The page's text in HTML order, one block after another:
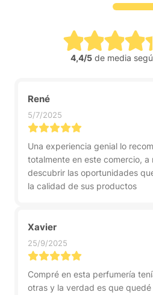
4,4/5de media
René
5/7/2025
Una experiencia genial lo
totalmente en este comercio, a
descubrir las oportunidades
la calidad de sus productos
Xavier
25/9/2025
Compré en esta perfumería
otras y la verdad es que